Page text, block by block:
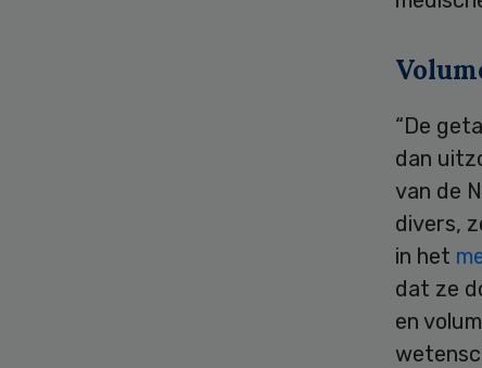
“De
dan
van de
divers,
in het
dat ze
en